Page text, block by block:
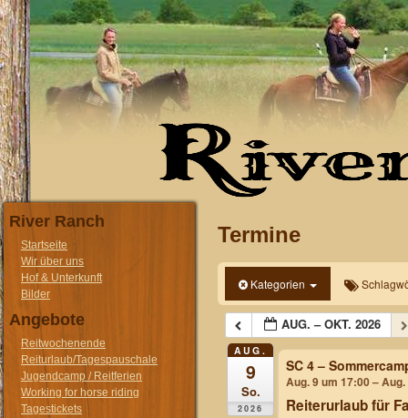
River Ranch
Startseite
Wir über uns
Hof & Unterkunft
Bilder
Angebote
Reitwochenende
Reiturlaub/Tagespauschale
Jugendcamp / Reitferien
Working for horse riding
Tagestickets
Termine
Kategorien
AUG. – OKT. 2026
AUG.
9
So.
2026
SC 4 –
Aug. 9 um 17:00 –
Reiterurlaub für